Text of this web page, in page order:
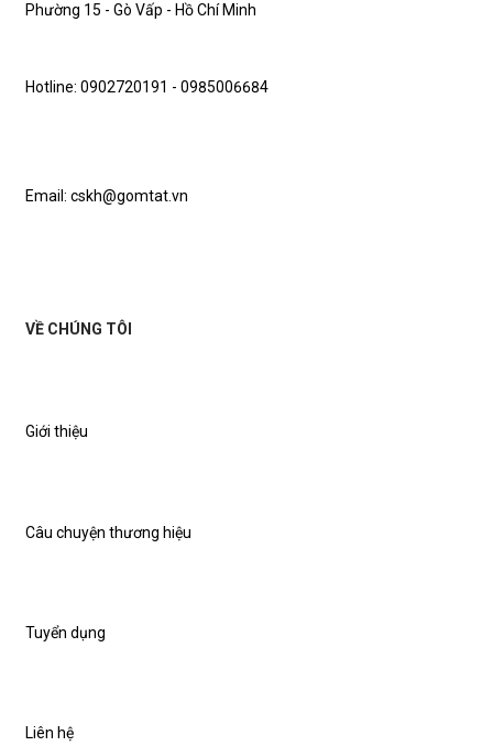
Phường 15 - Gò Vấp - Hồ Chí Minh
Hotline: 0902720191 - 0985006684
Email: cskh@gomtat.vn
VỀ CHÚNG TÔI
Giới thiệu
Câu chuyện thương hiệu
Tuyển dụng
Liên hệ